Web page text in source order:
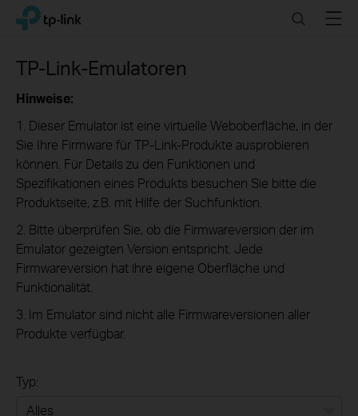
Click
the
navigation
TP-Link, Reliably Smart SearchMenu
TP-Link-Emulatoren
Hinweise:
1. Dieser Emulator ist eine virtuelle Weboberfläche, in der
Sie Ihre Firmware für TP-Link-Produkte ausprobieren
können. Für Details zu den Funktionen und
Spezifikationen eines Produkts besuchen Sie bitte die
Produktseite, z.B. mit Hilfe der Suchfunktion.
2. Bitte überprüfen Sie, ob die Firmwareversion der im
Emulator gezeigten Version entspricht. Jede
Firmwareversion hat ihre eigene Oberfläche und
Funktionalität.
3. Im Emulator sind nicht alle Firmwareversionen aller
Produkte verfügbar.
Typ: